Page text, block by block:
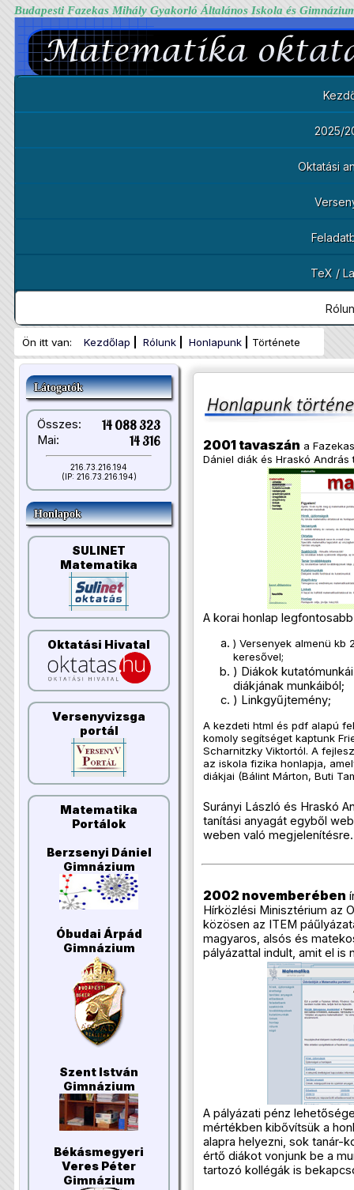
Budapesti Fazekas Mihály Gyakorló Általános Iskola és
2025/
Oktatási
TeX /
Ön itt van: Kezdőlap Rólunk Honlapunk Története
Látogatók
Összes: 14 088 323
Mai: 14 316
216.73.216.194
(IP: 216.73.216.194)
Honlapok
SULINET
Matematika
Oktatási Hivatal
Versenyvizsga
portál
Matematika
Portálok
Berzsenyi Dániel
Gimnázium
Óbudai Árpád
Gimnázium
Szent István
Gimnázium
Békásmegyeri
Veres Péter
Gimnázium
2001 tavaszán a
Dániel diák és Hraskó
A korai honlap
) Versenyek almenü
keresővel;
) Diákok
diákjának munkáiból;
) Linkgyűjtemény;
A kezdeti html és pdf alapú
komoly segítséget kaptunk
Scharnitzky Viktortól. A
az iskola fizika honlapja,
diákjai (Bálint Márton, Buti
Surányi László és Hraskó
tanítási anyagát egyből
weben való megjelenítésre.
2002 novemberében
Hírközlési Minisztérium az
közösen az ITEM
magyaros, alsós és
pályázattal indult, amit el is
A pályázati pénz
mértékben kibővítsük a
alapra helyezni, sok tanár-
értő diákot vonjunk be a
tartozó kollégák is